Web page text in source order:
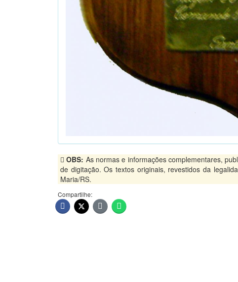
OBS: As normas e informações complementares,
de digitação. Os textos originais, revestidos da
Maria/RS.
Compartilhe: